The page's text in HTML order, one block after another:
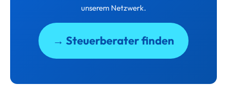
unserem Netzwerk.
→ Steuerberater finden